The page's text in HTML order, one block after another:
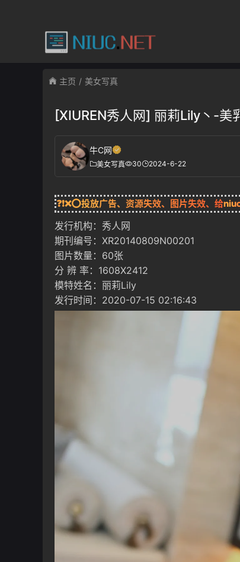
主页 美女写真
[XIUREN秀人网] 丽莉Lily丶-美
牛C网
美女写真 30 2024-6-22
❓❗❌⭕投放广告、资源失效、图片失效、给
发行机构：秀人网
期刊编号：XR20140809N00201
图片数量：60张
分 辨 率：1608X2412
模特姓名：丽莉Lily
发行时间：2020-07-15 02:16:43